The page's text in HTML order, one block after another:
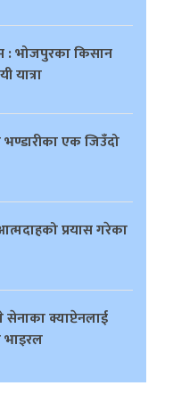
: भोजपुरका किसान
यात्रा
एक जिउँदो
प्रयास गरेका
क्याप्टेनलाई
भाइरल